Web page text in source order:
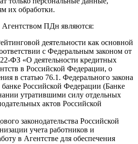
их обработки.
ПДн являются:
деятельности как основной
с Федеральным законом от
ФЗ «О деятельности кредитных
в Российской Федерации, о
в статью 76.1. Федерального закона
Российской Федерации (Банке
утратившими силу отдельных
актов Российской
законодательства Российской
учета работников и
в Агентстве для обеспечения